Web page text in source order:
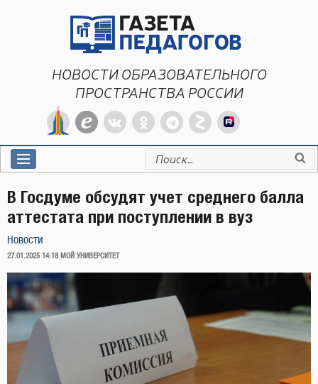
НОВОСТИ ОБРАЗОВАТЕЛЬНОГО
ПРОСТРАНСТВА РОССИИ
Искать:
В Госдуме обсудят учет среднего балла
аттестата при поступлении в вуз
Новости
ОПУБЛИКОВАНО
27.01.2025 14:18 МОЙ УНИВЕРСИТЕТ